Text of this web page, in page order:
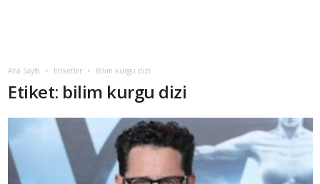
Ana Sayfa Etiketler Bilim kurgu dizi
Etiket: bilim kurgu dizi